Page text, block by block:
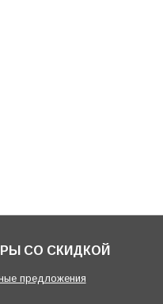
СО СКИДКОЙ
предложения